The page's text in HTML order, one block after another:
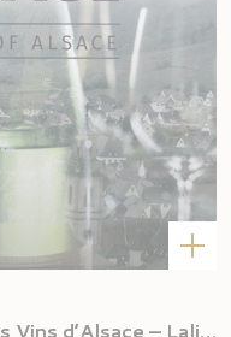
Guide James Suckling – Grands Vins d’Alsace – Lalique – guide 2017/2018